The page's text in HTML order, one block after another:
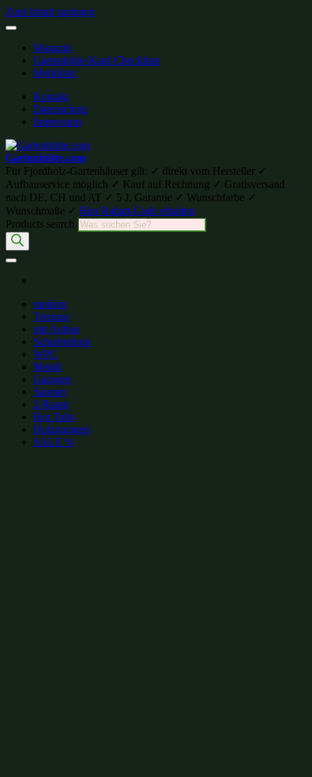
Zum Inhalt springen
Magazin
Gartenhütte-Kauf-Checkliste
Merkliste:
Kontakt
Datenschutz
Impressum
Gartenhütte.com
Für Fjordholz-Gartenhäuser gilt: ✓ direkt vom Hersteller ✓
Aufbauservice möglich ✓ Kauf auf Rechnung ✓ Gratisversand
nach DE, CH und AT ✓ 5 J. Garantie ✓ Wunschfarbe ✓
Wunschmaße ✓ Hier Rabatt-Code erhalten
Products search
modern
Terrasse
mit Anbau
Schiebetüren
WPC
Metall
Garagen
Saunen
2-Raum
Hot Tubs
Holzgaragen
SALE %